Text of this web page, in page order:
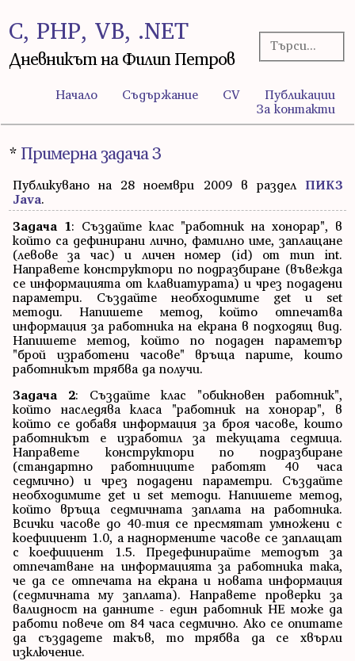
C, PHP, VB, .NET
Дневникът на Филип Петров
Начало Съдържание CV
Публикации
За контакти
* Примерна задача 3
Публикувано на 28 ноември 2009 в раздел ПИК3
Java.
Задача 1: Създайте клас "работник на хонорар", в
който са дефинирани лично, фамилно име, заплащане
(левове за час) и личен номер (id) от тип int.
Направете конструктори по подразбиране (въвежда
се информацията от клавиатурата) и чрез подадени
параметри. Създайте необходимите get и set
методи. Напишете метод, който отпечатва
информация за работника на екрана в подходящ вид.
Напишете метод, който по подаден параметър
"брой изработени часове" връща парите, които
работникът трябва да получи.
Задача 2: Създайте клас "обикновен работник",
който наследява класа "работник на хонорар", в
който се добавя информация за броя часове, които
работникът е изработил за текущата седмица.
Направете конструктори по подразбиране
(стандартно работниците работят 40 часа
седмично) и чрез подадени параметри. Създайте
необходимите get и set методи. Напишете метод,
който връща седмичната заплата на работника.
Всички часове до 40-тия се пресмятат умножени с
коефициент 1.0, а наднормените часове се заплащат
с коефициент 1.5. Предефинирайте методът за
отпечатване на информацията за работника така,
че да се отпечата на екрана и новата информация
(седмичната му заплата). Направете проверки за
валидност на данните - един работник НЕ може да
работи повече от 84 часа седмично. Ако се опитате
да създадете такъв, то трябва да се хвърли
изключение.